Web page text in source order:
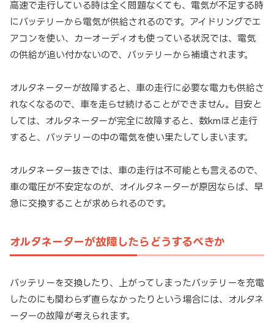
高速で走行している時は全く問題なくても、電気が不足する時
にバッテリーから電気が供給されるのです。アイドリングでエ
アコンを使い、カーオーディオも使っている状況では、電気
の供給が追い付かないので、バッテリーから補填されます。
オルタネーターが故障すると、車の走行に必要な電力も供給さ
れなくなるので、車を走らせ続けることができません。目安と
しては、オルタネーターが完全に故障すると、数kmほど走行
すると、バッテリーの中の電気を使い果たしてしまいます。
オルタネーター抜きでは、車の走行は不可能とも言えるので、
車の電圧が不安定なのが、オイルタネーターが原因ならば、早
急に交換することが求められるのです。
オルタネーターが故障したらどうするべきか
バッテリーを交換したり、上がってしまったバッテリーを充電
したのにも関わらず直らなかったりという場合には、オルタネ
ーターの故障が考えられます。